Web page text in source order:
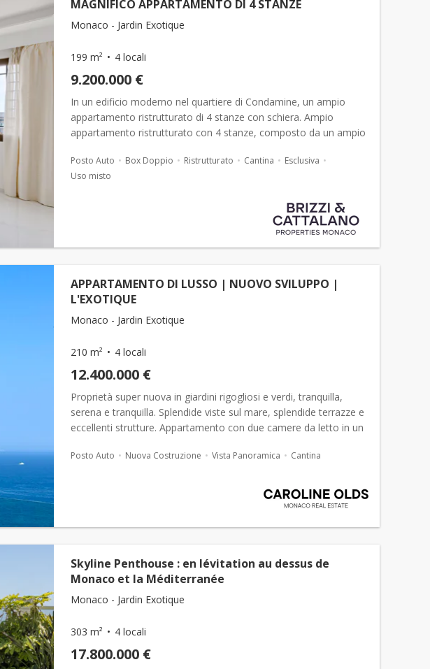
MAGNIFICO APPARTAMENTO DI 4 STANZE
Monaco - Jardin Exotique
199 m² 4 locali
9.200.000 €
In un edificio moderno nel quartiere di Condamine, un ampio
appartamento ristrutturato di 4 stanze con schiera. Ampio
appartamento ristrutturato con 4 stanze, composto da un ampio
attrezza...
Posto Auto Box Doppio Ristrutturato Cantina
Esclusiva
Uso misto
APPARTAMENTO DI LUSSO | NUOVO SVILUPPO |
L'EXOTIQUE
Monaco - Jardin Exotique
210 m² 4 locali
12.400.000 €
Proprietà super nuova in giardini rigogliosi e verdi, tranquilla,
serena e tranquilla. Splendide viste sul mare, splendide terrazze e
eccellenti strutture. Appartamento con due camere da letto in un
Posto Auto Nuova Costruzione Vista Panoramica Cantina
Skyline Penthouse : en lévitation au dessus de
Monaco et la Méditerranée
Monaco - Jardin Exotique
303 m² 4 locali
17.800.000 €